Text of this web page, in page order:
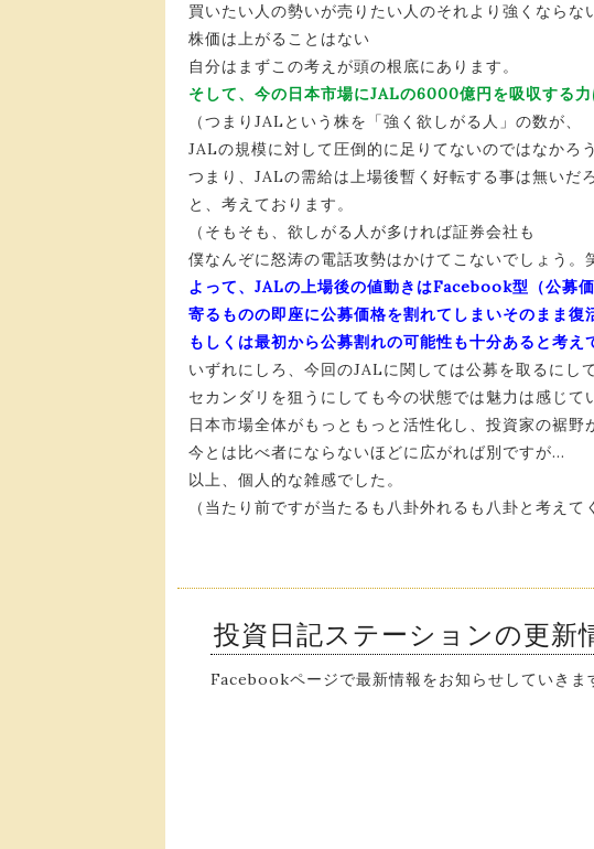
買いたい人の勢いが売りたい人のそれより強くならな
株価は上がることはない
自分はまずこの考えが頭の根底にあります。
そして、今の日本市場にJALの6000億円を吸収する
（つまりJALという株を「強く欲しがる人」の数が、
JALの規模に対して圧倒的に足りてないのではなかろう
つまり、JALの需給は上場後暫く好転する事は無いだ
と、考えております。
（そもそも、欲しがる人が多ければ証券会社も
僕なんぞに怒涛の電話攻勢はかけてこないでしょう。
よって、JALの上場後の値動きはFacebook型（公募
寄るものの即座に公募価格を割れてしまいそのまま復
もしくは最初から公募割れの可能性も十分あると考え
いずれにしろ、今回のJALに関しては公募を取るにし
セカンダリを狙うにしても今の状態では魅力は感じて
日本市場全体がもっともっと活性化し、投資家の裾野
今とは比べ者にならないほどに広がれば別ですが…
以上、個人的な雑感でした。
（当たり前ですが当たるも八卦外れるも八卦と考えて
投資日記ステーションの更新
Facebookページで最新情報をお知らせしていきま